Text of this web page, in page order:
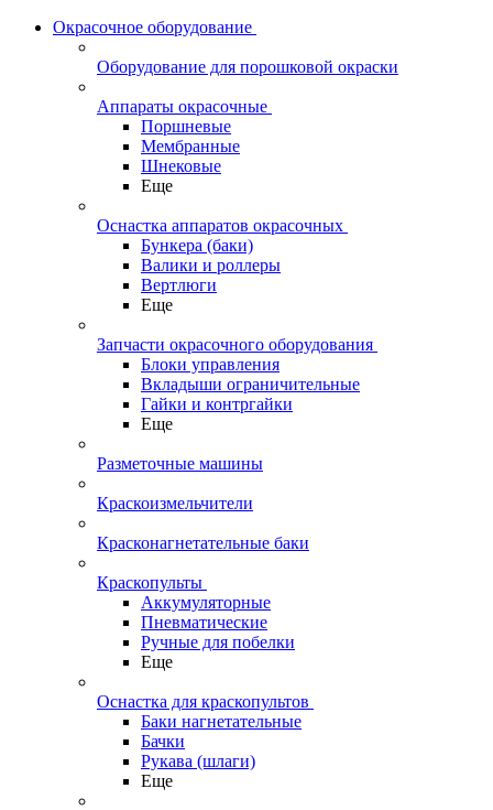
Окрасочное оборудование
Оборудование для порошковой окраски
Аппараты окрасочные
Поршневые
Мембранные
Шнековые
Еще
Оснастка аппаратов окрасочных
Бункера (баки)
Валики и роллеры
Вертлюги
Еще
Запчасти окрасочного оборудования
Блоки управления
Вкладыши ограничительные
Гайки и контргайки
Еще
Разметочные машины
Краскоизмельчители
Красконагнетательные баки
Краскопульты
Аккумуляторные
Пневматические
Ручные для побелки
Еще
Оснастка для краскопультов
Баки нагнетательные
Бачки
Рукава (шлаги)
Еще